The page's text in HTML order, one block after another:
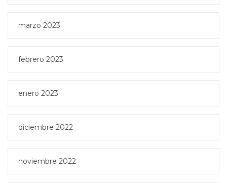
marzo 2023
febrero 2023
enero 2023
diciembre 2022
noviembre 2022